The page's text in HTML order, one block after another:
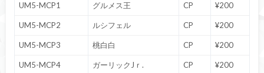
UM5-MCP1 グルメス王 CP ¥200
UM5-MCP2 ルシフェル CP ¥200
UM5-MCP3 桃白白 CP ¥200
UM5-MCP4 ガーリックJｒ. CP ¥200